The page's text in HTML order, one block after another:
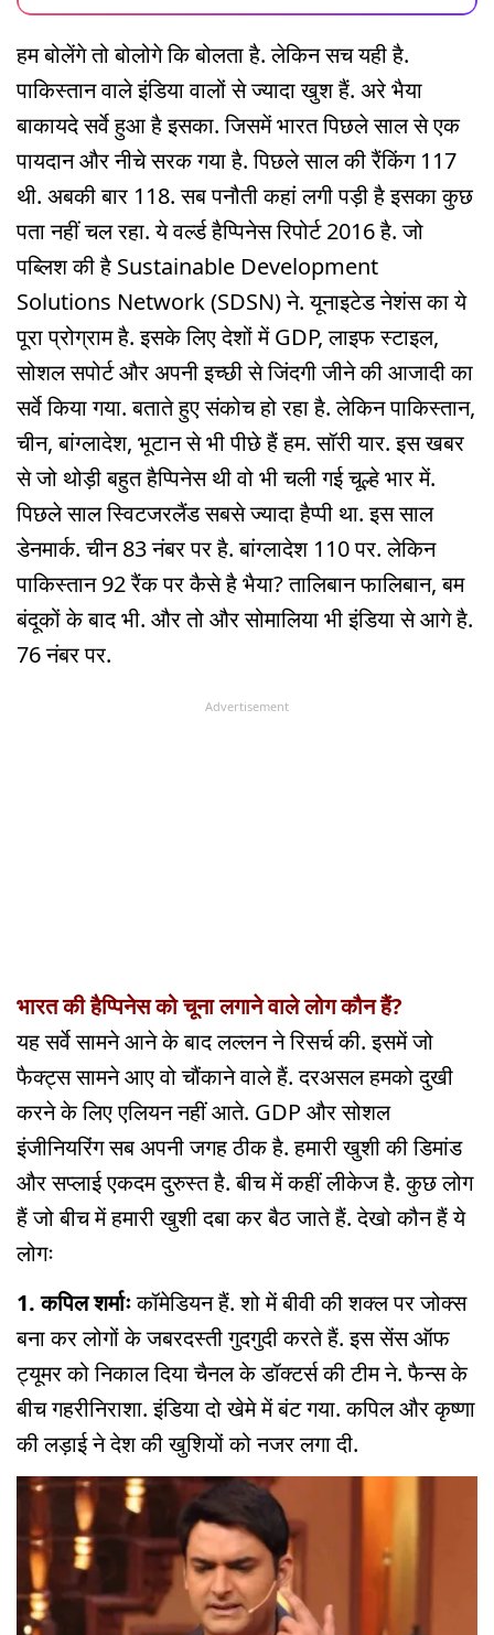
हम बोलेंगे तो बोलोगे कि बोलता है. लेकिन सच यही है.
पाकिस्तान वाले इंडिया वालों से ज्यादा खुश हैं. अरे भैया
बाकायदे सर्वे हुआ है इसका. जिसमें भारत पिछले साल से एक
पायदान और नीचे सरक गया है. पिछले साल की रैंकिंग 117
थी. अबकी बार 118. सब पनौती कहां लगी पड़ी है इसका कुछ
पता नहीं चल रहा. ये वर्ल्ड हैप्पिनेस रिपोर्ट 2016 है. जो
पब्लिश की है Sustainable Development
Solutions Network (SDSN) ने. यूनाइटेड नेशंस का ये
पूरा प्रोग्राम है. इसके लिए देशों में GDP, लाइफ स्टाइल,
सोशल सपोर्ट और अपनी इच्छी से जिंदगी जीने की आजादी का
सर्वे किया गया. बताते हुए संकोच हो रहा है. लेकिन पाकिस्तान,
चीन, बांग्लादेश, भूटान से भी पीछे हैं हम. सॉरी यार. इस खबर
से जो थोड़ी बहुत हैप्पिनेस थी वो भी चली गई चूल्हे भार में.
पिछले साल स्विटजरलैंड सबसे ज्यादा हैप्पी था. इस साल
डेनमार्क. चीन 83 नंबर पर है. बांग्लादेश 110 पर. लेकिन
पाकिस्तान 92 रैंक पर कैसे है भैया? तालिबान फालिबान, बम
बंदूकों के बाद भी. और तो और सोमालिया भी इंडिया से आगे है.
76 नंबर पर.
Advertisement
भारत की हैप्पिनेस को चूना लगाने वाले लोग कौन हैं?
यह सर्वे सामने आने के बाद लल्लन ने रिसर्च की. इसमें जो
फैक्ट्स सामने आए वो चौंकाने वाले हैं. दरअसल हमको दुखी
करने के लिए एलियन नहीं आते. GDP और सोशल
इंजीनियरिंग सब अपनी जगह ठीक है. हमारी खुशी की डिमांड
और सप्लाई एकदम दुरुस्त है. बीच में कहीं लीकेज है. कुछ लोग
हैं जो बीच में हमारी खुशी दबा कर बैठ जाते हैं. देखो कौन हैं ये
लोगः
1. कपिल शर्माःकॉमेडियन हैं. शो में बीवी की शक्ल पर जोक्स
बना कर लोगों के जबरदस्ती गुदगुदी करते हैं. इस सेंस ऑफ
ट्यूमर को निकाल दिया चैनल के डॉक्टर्स की टीम ने. फैन्स के
बीच गहरीनिराशा. इंडिया दो खेमे में बंट गया. कपिल और कृष्णा
की लड़ाई ने देश की खुशियों को नजर लगा दी.